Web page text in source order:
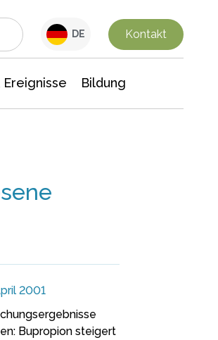
DE Kontakt
Ereignisse Bildung
2001
Bupropion steigert